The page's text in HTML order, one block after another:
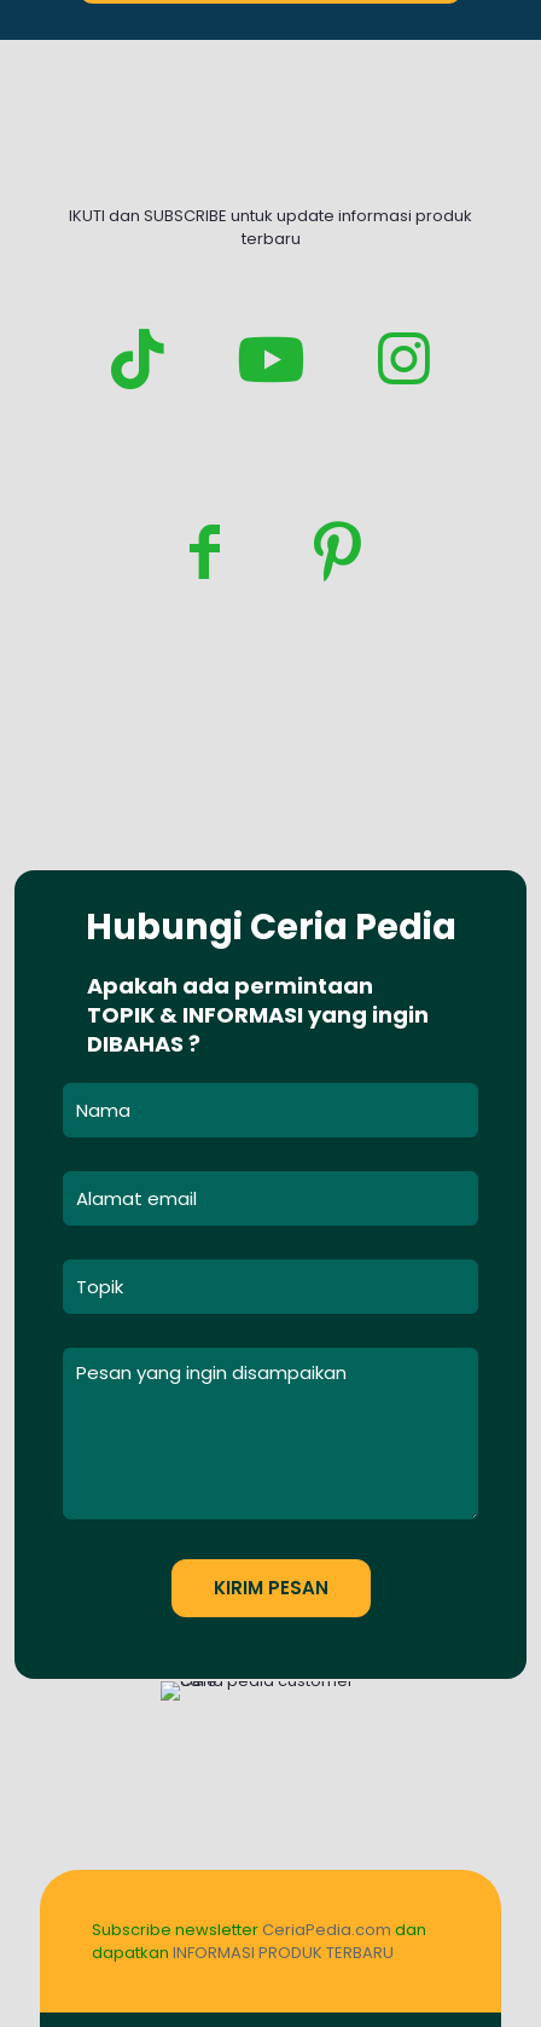
IKUTI dan SUBSCRIBE untuk update informasi produk
terbaru
Hubungi Ceria Pedia
Apakah ada permintaan
TOPIK & INFORMASI yang ingin
DIBAHAS ?
Subscribe newsletterCeriaPedia.com dan
dapatkan INFORMASI PRODUK TERBARU